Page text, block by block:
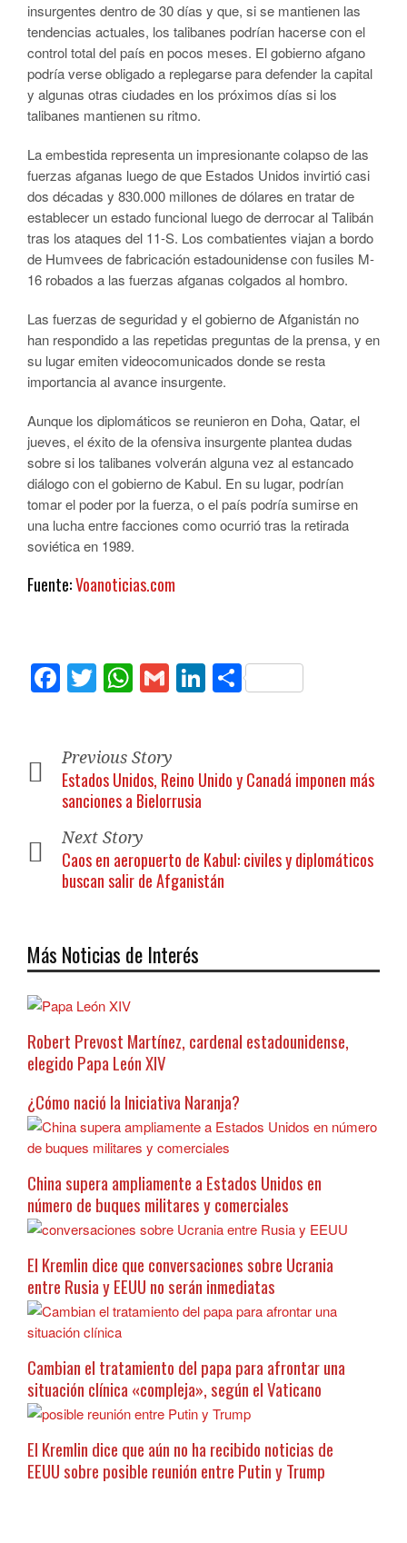
insurgentes dentro de 30 días y que, si se mantienen las
tendencias actuales, los talibanes podrían hacerse con el
control total del país en pocos meses. El gobierno afgano
podría verse obligado a replegarse para defender la capital
y algunas otras ciudades en los próximos días si los
talibanes mantienen su ritmo.
La embestida representa un impresionante colapso de las
fuerzas afganas luego de que Estados Unidos invirtió casi
dos décadas y 830.000 millones de dólares en tratar de
establecer un estado funcional luego de derrocar al Talibán
tras los ataques del 11-S. Los combatientes viajan a bordo
de Humvees de fabricación estadounidense con fusiles M-
16 robados a las fuerzas afganas colgados al hombro.
Las fuerzas de seguridad y el gobierno de Afganistán no
han respondido a las repetidas preguntas de la prensa, y en
su lugar emiten videocomunicados donde se resta
importancia al avance insurgente.
Aunque los diplomáticos se reunieron en Doha, Qatar, el
jueves, el éxito de la ofensiva insurgente plantea dudas
sobre si los talibanes volverán alguna vez al estancado
diálogo con el gobierno de Kabul. En su lugar, podrían
tomar el poder por la fuerza, o el país podría sumirse en
una lucha entre facciones como ocurrió tras la retirada
soviética en 1989.
Fuente:Voanoticias.com
Facebook
TwitterWhatsApp
GmailLinkedIn
Compartir
Previous Story
Estados Unidos, Reino Unido y Canadá imponen más
sanciones a Bielorrusia
Next Story
Caos en aeropuerto de Kabul: civiles y diplomáticos
buscan salir de Afganistán
Más Noticias de Interés
Robert Prevost Martínez, cardenal estadounidense,
elegido Papa León XIV
¿Cómo nació la Iniciativa Naranja?
China supera ampliamente a Estados Unidos en
número de buques militares y comerciales
El Kremlin dice que conversaciones sobre Ucrania
entre Rusia y EEUU no serán inmediatas
Cambian el tratamiento del papa para afrontar una
situación clínica «compleja», según el Vaticano
El Kremlin dice que aún no ha recibido noticias de
EEUU sobre posible reunión entre Putin y Trump